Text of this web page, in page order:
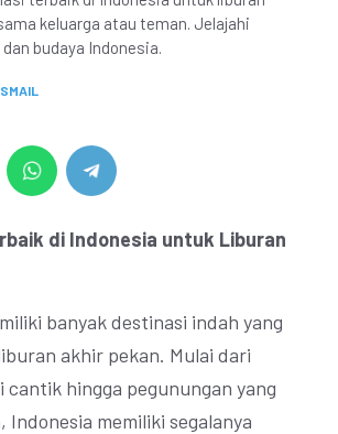
keluarga atau teman. Jelajahi
budaya Indonesia.
di Indonesia untuk Liburan
banyak destinasi indah yang
akhir pekan. Mulai dari
hingga pegunungan yang
Indonesia memiliki segalanya